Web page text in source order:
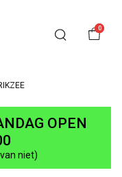
0
OPEN
niet)